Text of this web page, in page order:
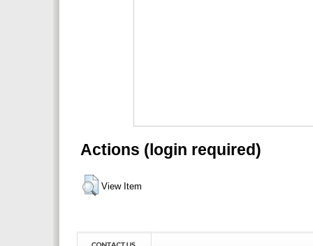
Actions (login required)
View Item